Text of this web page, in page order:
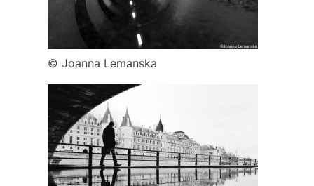
© Joanna Lemanska